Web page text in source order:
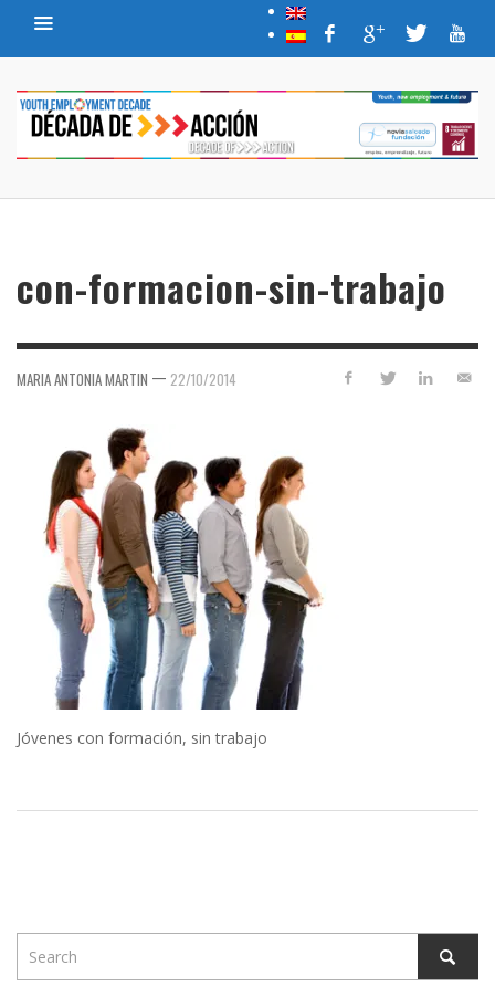
con-formacion-sin-trabajo
MARIA ANTONIA MARTIN — 22/10/2014
Jóvenes con formación, sin trabajo